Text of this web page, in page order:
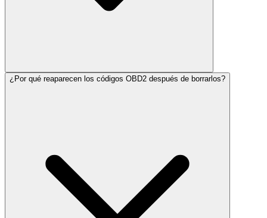
¿Por qué reaparecen los códigos OBD2 después de borrarlos?